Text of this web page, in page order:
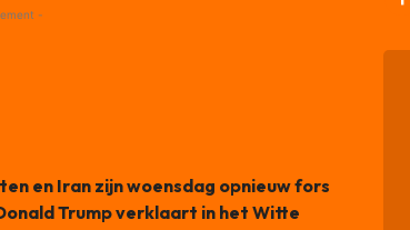
-
en Iran zijn woensdag opnieuw fors
Trump verklaart in het Witte